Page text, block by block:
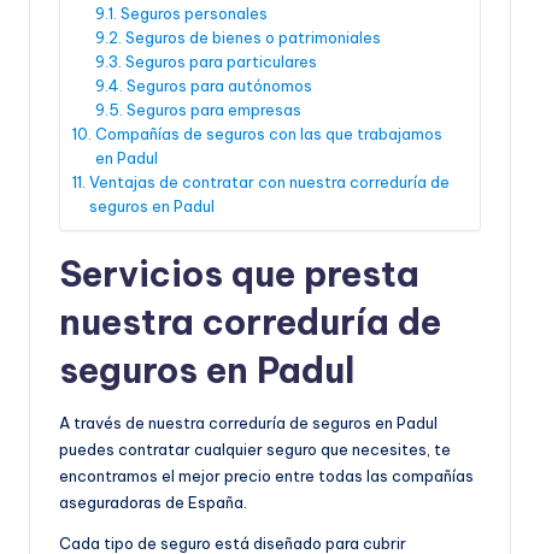
Seguros personales
Seguros de bienes o patrimoniales
Seguros para particulares
Seguros para autónomos
Seguros para empresas
Compañías de seguros con las que trabajamos
en Padul
Ventajas de contratar con nuestra correduría de
seguros en Padul
Servicios que presta
nuestra correduría de
seguros en Padul
A través de nuestra correduría de seguros en Padul
puedes contratar cualquier seguro que necesites, te
encontramos el mejor precio entre todas las compañías
aseguradoras de España.
Cada tipo de seguro está diseñado para cubrir